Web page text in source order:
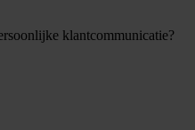
klantcommunicatie?